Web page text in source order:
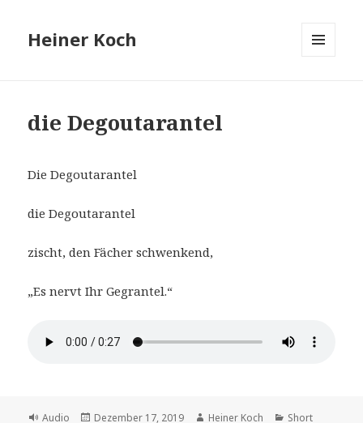
Heiner Koch
die Degoutarantel
Die Degoutarantel
die Degoutarantel
zischt, den Fächer schwenkend,
„Es nervt Ihr Gegrantel.“
Format
Audio
Veröffentlicht
Dezember 17, 2019 Autor
Heiner Koch Kategorien
Short